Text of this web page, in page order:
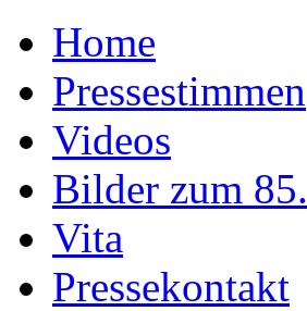
Home
Pressestimmen
Videos
Bilder zum 85.
Vita
Pressekontakt